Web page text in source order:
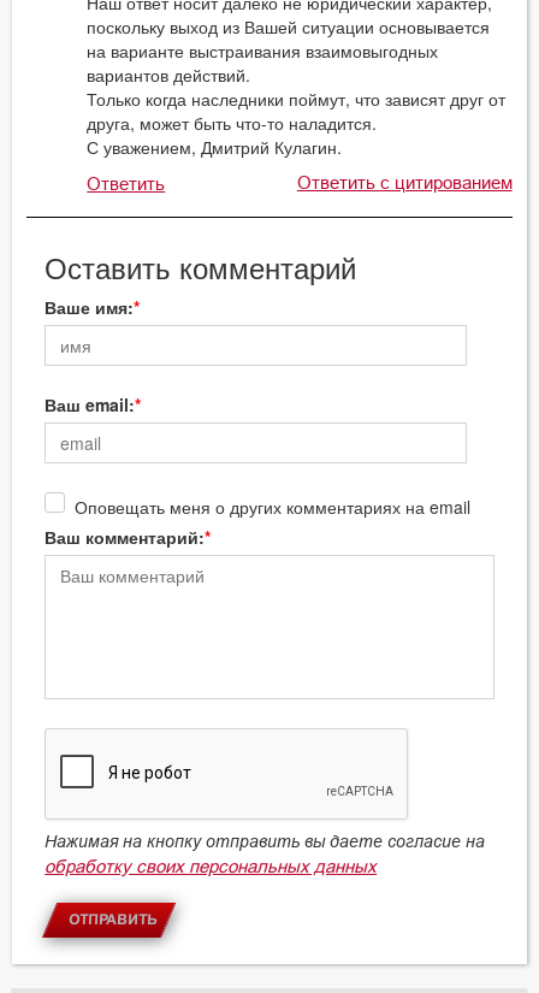
поскольку выход из Вашей ситуации основывается
на варианте выстраивания взаимовыгодных
вариантов действий.
Только когда наследники поймут, что зависят друг от
друга, может быть что-то наладится.
С уважением, Дмитрий Кулагин.
Ответить Ответить с цитированием
Оставить комментарий
Ваше имя:
Ваш email:
Оповещать меня о других комментариях на email
Ваш комментарий:
Нажимая на кнопку отправить вы даете согласие на
обработку своих персональных данных
ОТПРАВИТЬ